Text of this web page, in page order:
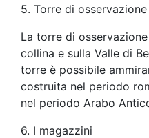
5. Torre di osservazione
La torre di
collina e sulla Valle di
torre è possibile
costruita nel periodo
nel periodo Arabo
6. I magazzini